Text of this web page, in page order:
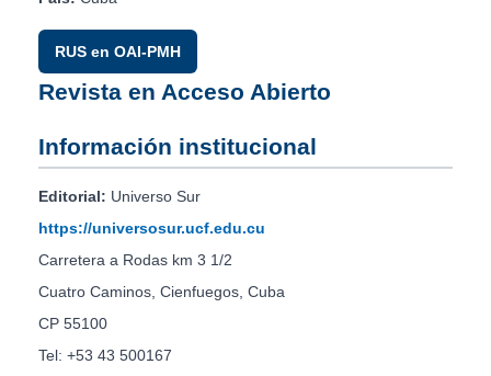
RUS en OAI-PMH
Revista en Acceso Abierto
Información institucional
Editorial: Universo Sur
https://universosur.ucf.edu.cu
Carretera a Rodas km 3 1/2
Cuatro Caminos, Cienfuegos, Cuba
CP 55100
Tel: +53 43 500167